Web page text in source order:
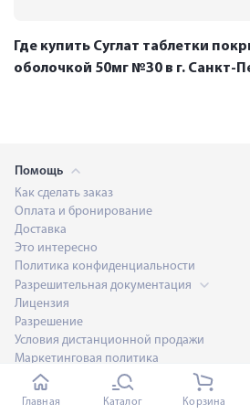
Где купить Суглат таблетки
оболочкой 50мг №30 в г. Санкт-
Помощь
Как сделать заказ
Оплата и бронирование
Доставка
Это интересно
Политика конфиденциальности
Разрешительная документация
Лицензия
Разрешение
Условия дистанционной продажи
Маркетинговая политика
Возврат и обмен товаров
Договор оферты
Главная Каталог Корзина